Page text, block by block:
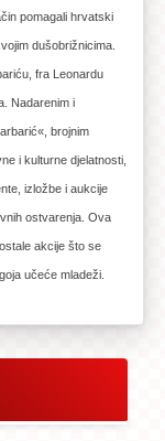
pomagali hrvatski
dušobrižnicima.
fra Leonardu
Nadarenim i
brojnim
i kulturne djelatnosti,
izložbe i aukcije
ostvarenja. Ova
akcije što se
učeće mladeži.